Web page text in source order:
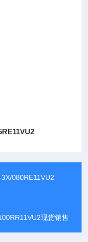
080RE11VU2
现货销售